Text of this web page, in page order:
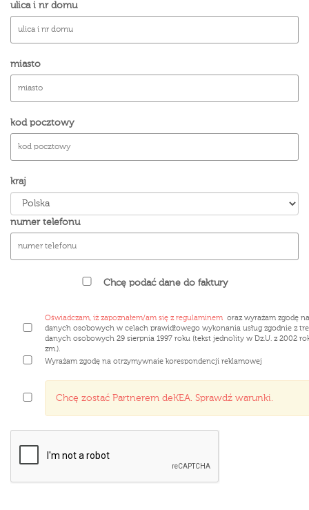
ulica i nr domu
miasto
kod pocztowy
kraj
numer telefonu
Chcę podać dane do faktury
Oświadczam, iż zapoznałem/am się z regulaminem oraz wyrażam zgodę
danych osobowych w celach prawidłowego wykonania usług zgodnie z
danych osobowych 29 sierpnia 1997 roku (tekst jednolity w Dz.U. z 2002
zm.).
Wyrażam zgodę na otrzymywnaie korespondencji reklamowej
Chcę zostać Partnerem deKEA. Sprawdź warunki.